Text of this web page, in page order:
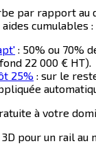
par rapport
cumulables :
: 50% ou 70%
22 000 € HT).
25% : sur le
à votre
pour un rail au